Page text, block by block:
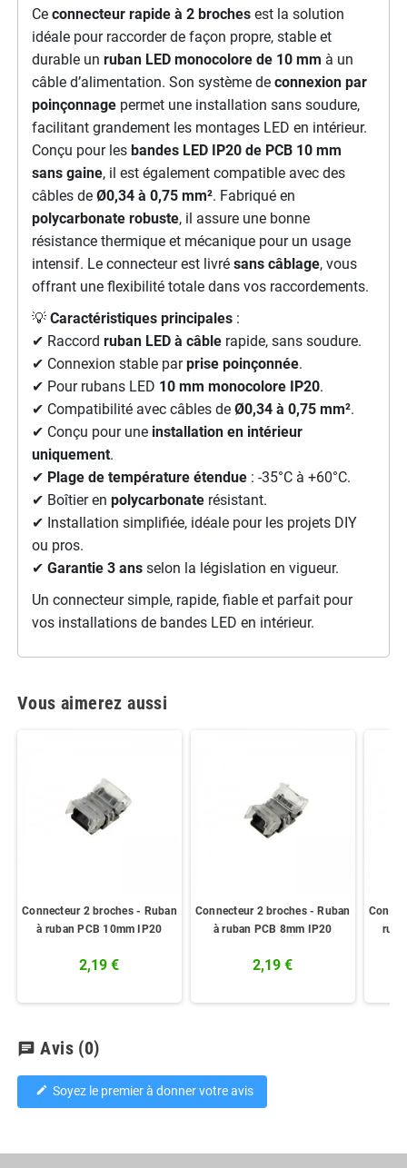
Ce connecteur rapide à 2 brochesest la solution
idéale pour raccorder de façon propre, stable et
durable un ruban LED monocolore de 10 mm à un
câble d’alimentation. Son système de connexion par
poinçonnagepermet une installation sans soudure,
facilitant grandement les montages LED en intérieur.
Conçu pour les bandes LED IP20 de PCB 10 mm
sans gaine, il est également compatible avec des
câbles de Ø0,34 à 0,75 mm². Fabriqué en
polycarbonate robuste, il assure une bonne
résistance thermique et mécanique pour un usage
intensif. Le connecteur est livré sans câblage, vous
offrant une flexibilité totale dans vos raccordements.
💡 Caractéristiques principales:
✔ Raccord ruban LED à câblerapide, sans soudure.
✔ Connexion stable parprise poinçonnée.
✔ Pour rubans LED 10 mm monocolore IP20.
✔ Compatibilité avec câbles de Ø0,34 à 0,75 mm².
✔ Conçu pour une installation en intérieur
uniquement.
✔ Plage de température étendue: -35°C à +60°C.
✔ Boîtier en polycarbonaterésistant.
✔ Installation simplifiée, idéale pour les projets DIY
ou pros.
✔ Garantie 3 ansselon la législation en vigueur.
Un connecteur simple, rapide, fiable et parfait pour
vos installations de bandes LED en intérieur.
Vous aimerez aussi
Connecteur 2 broches - Ruban
à ruban PCB 10mm IP20
2,19 €
Connecteur 2 broches - Ruban
à ruban PCB 8mm IP20
2,19 €
chat Avis (0)
edit Soyez le premier à donner votre avis